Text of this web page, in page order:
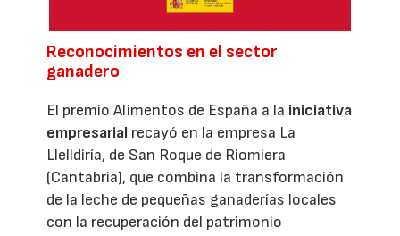
Reconocimientos en el sector
ganadero
El premio Alimentos de España a la iniciativa
empresarial recayó en la empresa La
Llelldiría, de San Roque de Riomiera
(Cantabria), que combina la transformación
de la leche de pequeñas ganaderías locales
con la recuperación del patrimonio